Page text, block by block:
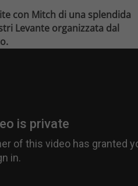
con Mitch di una splendida
Levante organizzata dal